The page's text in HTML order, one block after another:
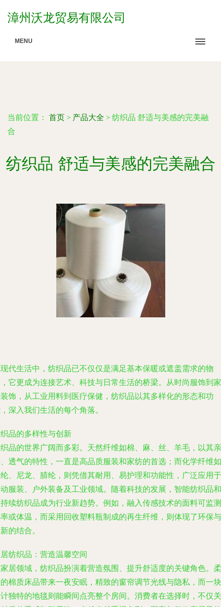
漳州沃龙贸易有限公司
MENU
当前位置： 首页 > 产品大全 > 纺织品 舒适与美感的完美融
合
纺织品 舒适与美感的完美融合
代生活中，纺织品已不仅仅是满足基本保暖或遮盖需求的物
它更成为连接艺术、科技与日常生活的桥梁。从时尚服饰到家
饰，从工业用料到医疗保健，纺织品以其多样化的形态和功
深入我们生活的每个角落。
品的多样性与创新
品的世界广阔而多彩。天然纤维如棉、麻、丝、羊毛，以其亲
透气的特性，一直是高品质服装和家纺的首选；而化学纤维如
、尼龙、腈纶，则凭借其耐用、易护理和功能性，广泛应用于
服装、户外装备及工业领域。随着科技的发展，智能纺织品和
续纺织品成为行业新趋势。例如，融入传感技术的面料可监测
或体温，而采用回收塑料瓶制成的再生纤维，则体现了环保与
的结合。
纺织品：营造温馨空间
居领域，纺织品扮演着营造氛围、提升舒适度的关键角色。柔
棉质床品带来一夜安眠，精致的窗帘调节光线与隐私，而一块
独特的地毯则能瞬间点亮整个房间。消费者在选择时，不仅关